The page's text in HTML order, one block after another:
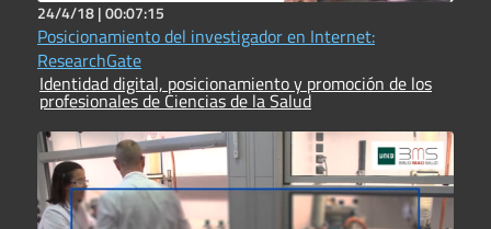
24/4/18 |00:07:15
Posicionamiento del investigador en Internet:
ResearchGate
Identidad digital, posicionamiento y promoción de los
profesionales de Ciencias de la Salud